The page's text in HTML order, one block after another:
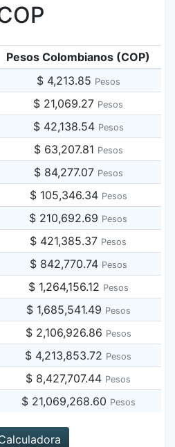
Pesos Colombianos (COP)
$ 4,213.85 Pesos
$ 21,069.27 Pesos
$ 42,138.54 Pesos
$ 63,207.81 Pesos
$ 84,277.07 Pesos
$ 105,346.34 Pesos
$ 210,692.69 Pesos
$ 421,385.37 Pesos
$ 842,770.74 Pesos
$ 1,264,156.12 Pesos
$ 1,685,541.49 Pesos
$ 2,106,926.86 Pesos
$ 4,213,853.72 Pesos
$ 8,427,707.44 Pesos
$ 21,069,268.60 Pesos